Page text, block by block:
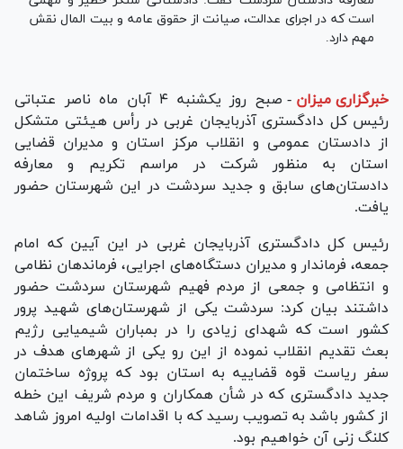
است که در اجرای عدالت، صیانت از حقوق عامه و بیت المال نقش
مهم دارد.
خبرگزاری میزان -
صبح روز یکشنبه ۴ آبان ماه ناصر عتباتی
رئیس کل دادگستری آذربایجان غربی در رأس هیئتی متشکل
از دادستان عمومی و انقلاب مرکز استان و مدیران قضایی
استان به منظور شرکت در مراسم تکریم و معارفه
دادستان‌های سابق و جدید سردشت در این شهرستان حضور
یافت.
رئیس کل دادگستری آذربایجان غربی در این آیین که امام
جمعه، فرماندار و مدیران دستگاه‌های اجرایی، فرماندهان نظامی
و انتظامی و جمعی از مردم فهیم شهرستان سردشت حضور
داشتند بیان کرد: سردشت یکی از شهرستان‌های شهید پرور
کشور است که شهدای زیادی را در بمباران شیمیایی رژیم
بعث تقدیم انقلاب نموده از این رو یکی از شهر‌های هدف در
سفر ریاست قوه قضاییه به استان بود که پروژه ساختمان
جدید دادگستری که در شأن همکاران و مردم شریف این خطه
از کشور باشد به تصویب رسید که با اقدامات اولیه امروز شاهد
کلنگ زنی آن خواهیم بود.